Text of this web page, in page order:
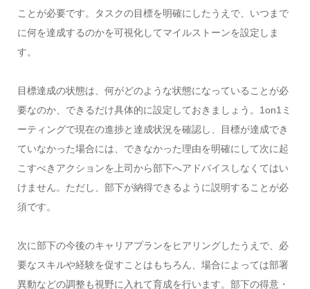
ことが必要です。タスクの目標を明確にしたうえで、いつまで
に何を達成するのかを可視化してマイルストーンを設定しま
す。
目標達成の状態は、何がどのような状態になっていることが必
要なのか、できるだけ具体的に設定しておきましょう。1on1ミ
ーティングで現在の進捗と達成状況を確認し、目標が達成でき
ていなかった場合には、できなかった理由を明確にして次に起
こすべきアクションを上司から部下へアドバイスしなくてはい
けません。ただし、部下が納得できるように説明することが必
須です。
次に部下の今後のキャリアプランをヒアリングしたうえで、必
要なスキルや経験を促すことはもちろん、場合によっては部署
異動などの調整も視野に入れて育成を行います。部下の得意・